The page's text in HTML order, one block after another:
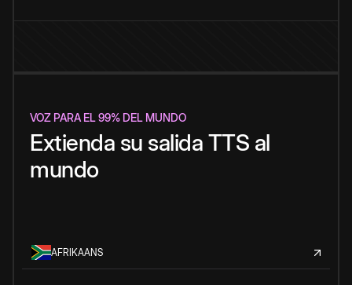
VOZ PARA EL 99% DEL MUNDO
Extienda su salida TTS al
mundo
AFRIKAANS